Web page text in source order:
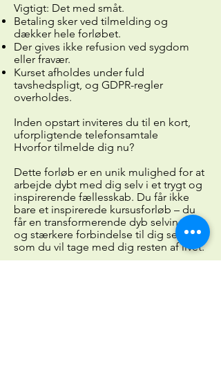
Vigtigt: Det med småt.
Betaling sker ved tilmelding og
dækker hele forløbet.
Der gives ikke refusion ved sygdom
eller fravær.
Kurset afholdes under fuld
tavshedspligt, og GDPR-regler
overholdes.
Inden opstart inviteres du til en kort,
uforpligtende telefonsamtale
Hvorfor tilmelde dig nu?
Dette forløb er en unik mulighed for at
arbejde dybt med dig selv i et trygt og
inspirerende fællesskab. Du får ikke
bare et inspirerede kursusforløb – du
får en transformerende dyb selvindsigt
og stærkere forbindelse til dig selv,
som du vil tage med dig resten af livet.